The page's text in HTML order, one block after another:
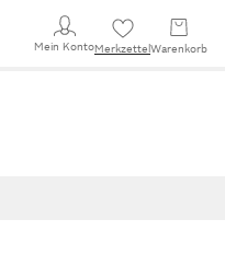
Mein KontoMerkzettel Warenkorb